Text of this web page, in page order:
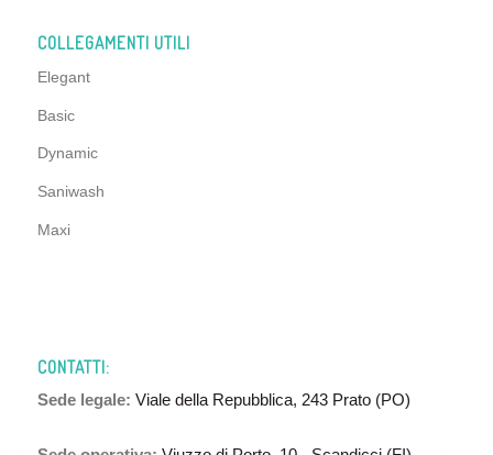
COLLEGAMENTI UTILI
Elegant
Basic
Dynamic
Saniwash
Maxi
CONTATTI:
Sede legale: Viale della Repubblica, 243 Prato (PO)